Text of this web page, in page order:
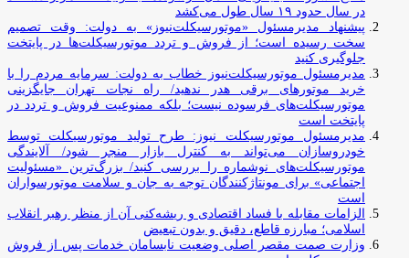
در سال حدود ۱۹ سال طول می‌کشد
پیشنهاد مدیرمسئول «موتورسیکلت‌نیوز» به دولت: وقت تصمیم
سخت رسیده است؛ از فروش و تردد موتورسیکلت‌ها در پایتخت
جلوگیری کنید
مدیرمسئول موتورسیکلت‌نیوز خطاب به دولت: سرمایه مردم را با
خرید موتورهای برقی هدر ندهید/ راه نجات تهران جایگزینی
موتورسیکلت‌های فرسوده نیست؛ بلکه ممنوعیت فروش و تردد در
پایتخت است
مدیرمسئول موتورسیکلت نیوز: طرح تولید موتورسیکلت توسط
خودروسازان می‌تواند به کنترل بازار منجر شود/ آلایندگی
موتورسیکلت‌های نوشماره را بررسی کنید/ بزرگ‌ترین «مسئولیت
اجتماعی» برای مونتاژکنندگان توجه به جان و سلامت موتورسواران
است
الزامات مقابله با فساد اقتصادی و ریشه‌کنی آن از منظر رهبر انقلاب
اسلامی؛ مبارزه قاطع، دقیق و بدون تبعیض
وزارت صمت مقصر اصلی وضعیت نابسامان خدمات پس از فروش